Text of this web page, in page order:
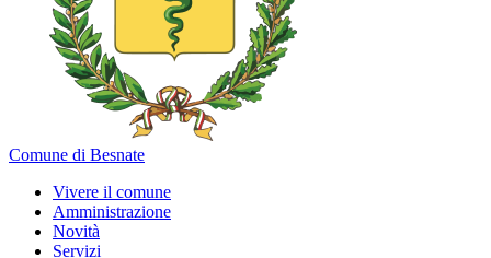
Comune di Besnate
Vivere il comune
Amministrazione
Novità
Servizi